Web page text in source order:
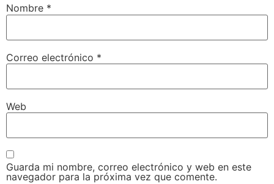
Nombre *
Correo electrónico *
Web
Guarda mi nombre, correo electrónico y web en este
navegador para la próxima vez que comente.